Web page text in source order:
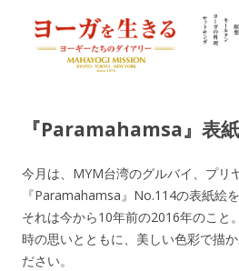
ヨーガを生きる
MISSION
『Paramahamsa』表
今月は、MYM台湾のグルバイ、プリ
『Paramahamsa』No.114の表紙絵
それは今から10年前の2016年のこと
時の思いとともに、美しい色彩で描
ださい。